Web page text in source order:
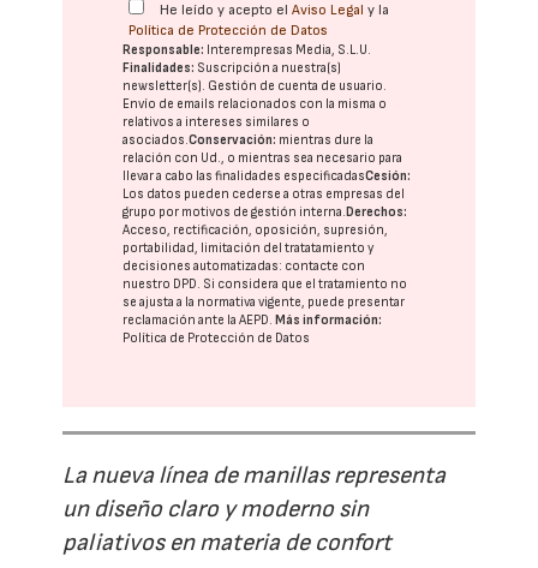
He leído y acepto elAviso Legal y la
Política de Protección de Datos
Responsable: Interempresas Media, S.L.U.
Finalidades: Suscripción a nuestra(s)
newsletter(s). Gestión de cuenta de usuario.
Envío de emails relacionados con la misma o
relativos a intereses similares o
asociados.Conservación: mientras dure la
relación con Ud., o mientras sea necesario para
llevar a cabo las finalidades especificadasCesión:
Los datos pueden cederse a otras empresas del
grupo por motivos de gestión interna. Derechos:
Acceso, rectificación, oposición, supresión,
portabilidad, limitación del tratatamiento y
decisiones automatizadas: contacte con
nuestro DPD. Si considera que el tratamiento no
se ajusta a la normativa vigente, puede presentar
reclamación ante laAEPD. Más información:
Política de Protección de Datos
La nueva línea de manillas representa
un diseño claro y moderno sin
paliativos en materia de confort